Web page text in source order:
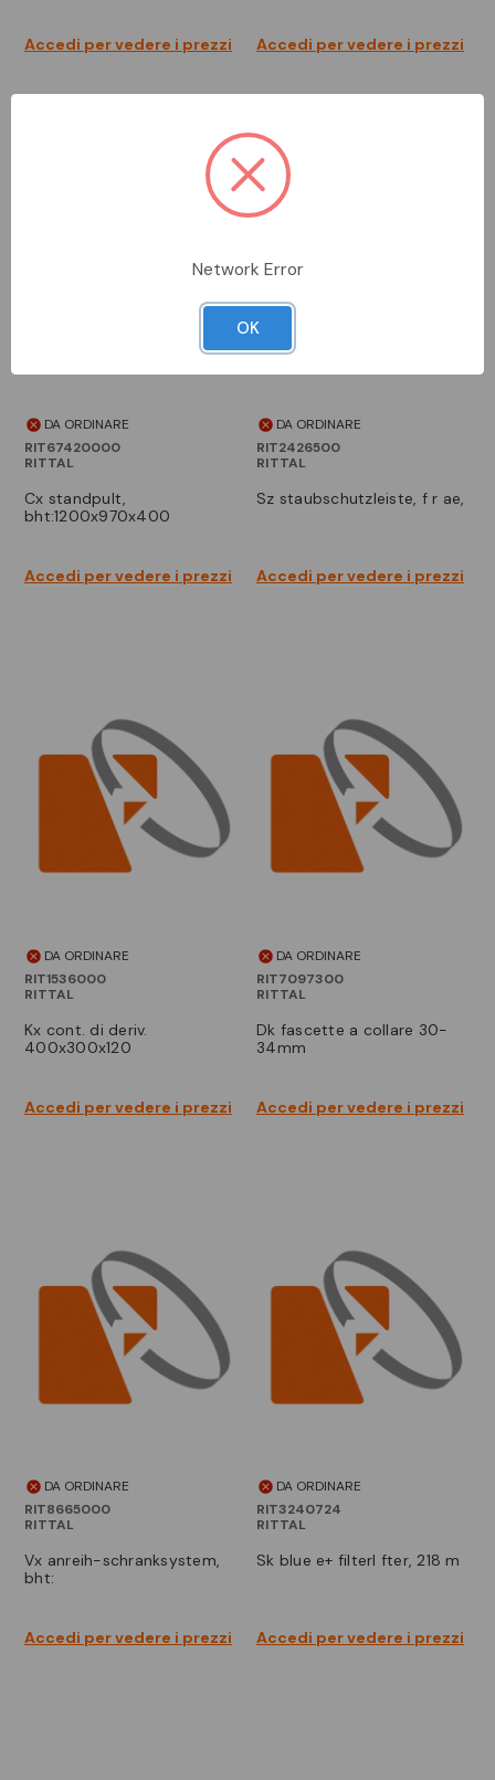
Accedi per vedere i prezzi Accedi per vedere i prezzi
DA ORDINARE
RIT67420000
RITTAL
cx standpult,
bht:1200x970x400
Accedi per vedere i prezzi
DA ORDINARE
RIT2426500
RITTAL
sz staubschutzleiste, f r ae,
Accedi per vedere i prezzi
DA ORDINARE
RIT1536000
RITTAL
kx cont. di deriv.
400x300x120
Accedi per vedere i prezzi
DA ORDINARE
RIT7097300
RITTAL
dk fascette a collare 30-
34mm
Accedi per vedere i prezzi
DA ORDINARE
RIT8665000
RITTAL
vx anreih-schranksystem,
bht:
Accedi per vedere i prezzi
DA ORDINARE
RIT3240724
RITTAL
sk blue e+ filterl fter, 218 m
Accedi per vedere i prezzi
Network Error
OK